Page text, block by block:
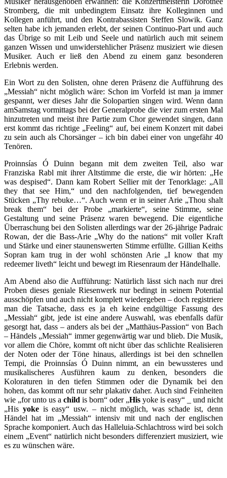
Stromberg, die mit unbedingtem Einsatz ihre Kolleginnen und
Kollegen anführt, und den Kontrabassisten Steffen Slowik. Ganz
selten habe ich jemanden erlebt, der seinen Continuo-Part und auch
das Übrige so mit Leib und Seele und natürlich auch mit seinem
ganzen Wissen und unwiderstehlicher Präsenz musiziert wie diesen
Musiker. Auch er ließ den Abend zu einem ganz besonderen
Erlebnis werden.
Ein Wort zu den Solisten, ohne deren Präsenz die Aufführung des
„Messiah“ nicht möglich wäre: Schon im Vorfeld ist man ja immer
gespannt, wer dieses Jahr die Solopartien singen wird. Wenn dann
amSamstag vormittags bei der Generalprobe die vier zum ersten Mal
hinzutreten und meist ihre Partie zum Chor gewendet singen, dann
erst kommt das richtige „Feeling“ auf, bei einem Konzert mit dabei
zu sein auch als Chorsänger – ich bin dabei einer von ungefähr 40
Tenören.
Proinnsías Ó Duinn begann mit dem zweiten Teil, also war
Franziska Rabl mit ihrer Altstimme die erste, die wir hörten: „He
was despised“. Dann kam Robert Sellier mit der Tenorklage: „All
they that see Him,“ und den nachfolgenden, tief bewegenden
Stücken „Thy rebuke…“. Auch wenn er in seiner Arie „Thou shalt
break them“ bei der Probe „markierte“, seine Stimme, seine
Gestaltung und seine Präsenz waren bewegend. Die eigentliche
Überraschung bei den Solisten allerdings war der 26-jährige Padraic
Rowan, der die Bass-Arie „Why do the nations“ mit voller Kraft
und Stärke und einer staunenswerten Stimme erfüllte. Gillian Keiths
Sopran kam trug in der wohl schönsten Arie „I know that my
redeemer liveth“ leicht und bewegt im Riesenraum der Händelhalle.
Am Abend also die Aufführung: Natürlich lässt sich nach nur drei
Proben dieses geniale Riesenwerk nur bedingt in seinem Potential
ausschöpfen und auch nicht komplett wiedergeben – doch registriere
man die Tatsache, dass es ja eh keine endgültige Fassung des
„Messiah“ gibt, jede ist eine andere Auswahl, was ebenfalls dafür
gesorgt hat, dass – anders als bei der „Matthäus-Passion“ von Bach
– Händels „Messiah“ immer gegenwärtig war und blieb. Die Musik,
vor allem die Chöre, kommt oft nicht über das schlichte Realisieren
der Noten oder der Töne hinaus, allerdings ist bei den schnellen
Tempi, die Proinnsías Ó Duinn nimmt, an ein bewussteres und
musikalischeres Ausführen kaum zu denken, besonders die
Koloraturen in den tiefen Stimmen oder die Dynamik bei den
hohen, das kommt oft nur sehr plakativ daher. Auch sind Feinheiten
wie „for unto us a child is born“ oder „His yoke is easy“ _ und nicht
„His yokeis easy“ usw. – nicht möglich, was schade ist, denn
Händel hat im „Messiah“ intensiv mit und nach der englischen
Sprache komponiert. Auch das Halleluia-Schlachtross wird bei solch
einem „Event“ natürlich nicht besonders differenziert musiziert, wie
es zu wünschen wäre.